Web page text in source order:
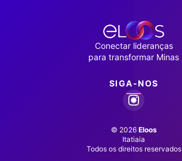
Conectar lideranças
para transformar Minas
SIGA-NOS
© 2026 Eloos
Itatiaia
Todos os direitos reservados